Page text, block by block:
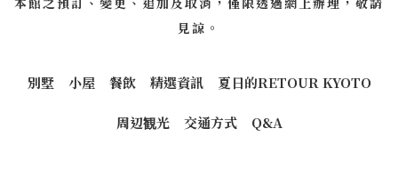
見諒。
別墅 小屋 餐飲 精選資訊 夏日的RETOUR KYOTO
周辺観光 交通方式 Q&A